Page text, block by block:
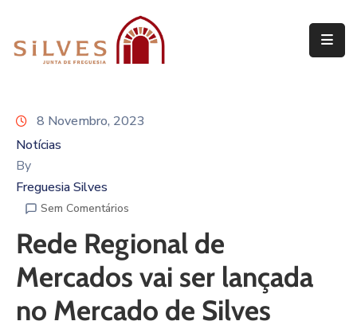
de
Freguesia
Assembleia
Freguesia
Projetos
8 Novembro, 2023
Notícias
By
Freguesia Silves
Sem Comentários
Rede Regional de
Mercados vai ser lançada
no Mercado de Silves